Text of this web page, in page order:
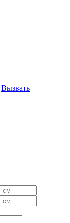
Вызвать